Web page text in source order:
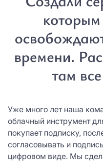
времени.
там
Уже много лет наша
облачный инструмент
покупает подписку,
согласовывать и
цифровом виде. Мы
Причина
Причина
Я согласен с
Нажимая кнопку
даете свое
персональных
Телефон *
Я согласен с
Нажимая кнопку
даете свое
персональных